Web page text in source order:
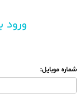
ورود
شماره موبایل: